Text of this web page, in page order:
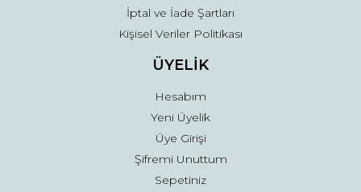
İptal ve İade Şartları
Kişisel Veriler Politikası
ÜYELİK
Hesabım
Yeni Üyelik
Üye Girişi
Şifremi Unuttum
Sepetiniz